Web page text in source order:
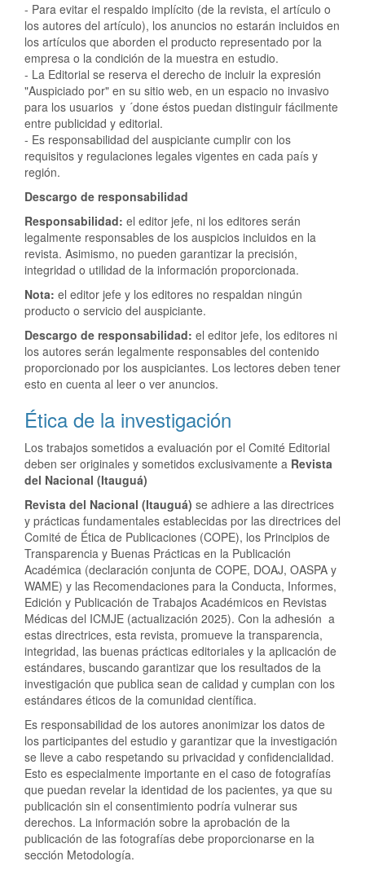
- Para evitar el respaldo implícito (de la revista, el artículo o
los autores del artículo), los anuncios no estarán incluidos en
los artículos que aborden el producto representado por la
empresa o la condición de la muestra en estudio.
- La Editorial se reserva el derecho de incluir la expresión
"Auspiciado por" en su sitio web, en un espacio no invasivo
para los usuarios y ´done éstos puedan distinguir fácilmente
entre publicidad y editorial.
- Es responsabilidad del auspiciante cumplir con los
requisitos y regulaciones legales vigentes en cada país y
región.
Descargo de responsabilidad
Responsabilidad: el editor jefe, ni los editores serán
legalmente responsables de los auspicios incluidos en la
revista. Asimismo, no pueden garantizar la precisión,
integridad o utilidad de la información proporcionada.
Nota: el editor jefe y los editores no respaldan ningún
producto o servicio del auspiciante.
Descargo de responsabilidad: el editor jefe, los editores ni
los autores serán legalmente responsables del contenido
proporcionado por los auspiciantes. Los lectores deben tener
esto en cuenta al leer o ver anuncios.
Ética de la investigación
Los trabajos sometidos a evaluación por el Comité Editorial
deben ser originales y sometidos exclusivamente a Revista
del Nacional (Itauguá)
Revista del Nacional (Itauguá) se adhiere a las directrices
y prácticas fundamentales establecidas por las directrices del
Comité de Ética de Publicaciones (COPE), los Principios de
Transparencia y Buenas Prácticas en la Publicación
Académica (declaración conjunta de COPE, DOAJ, OASPA y
WAME) y las Recomendaciones para la Conducta, Informes,
Edición y Publicación de Trabajos Académicos en Revistas
Médicas del ICMJE (actualización 2025). Con la adhesión a
estas directrices, esta revista, promueve la transparencia,
integridad, las buenas prácticas editoriales y la aplicación de
estándares, buscando garantizar que los resultados de la
investigación que publica sean de calidad y cumplan con los
estándares éticos de la comunidad científica.
Es responsabilidad de los autores anonimizar los datos de
los participantes del estudio y garantizar que la investigación
se lleve a cabo respetando su privacidad y confidencialidad.
Esto es especialmente importante en el caso de fotografías
que puedan revelar la identidad de los pacientes, ya que su
publicación sin el consentimiento podría vulnerar sus
derechos. La información sobre la aprobación de la
publicación de las fotografías debe proporcionarse en la
sección Metodología.